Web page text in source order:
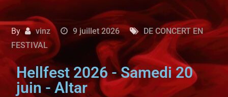
By vinz 9 juillet 2026
DE CONCERT EN
FESTIVAL
Hellfest 2026 - Samedi 20
juin - Altar